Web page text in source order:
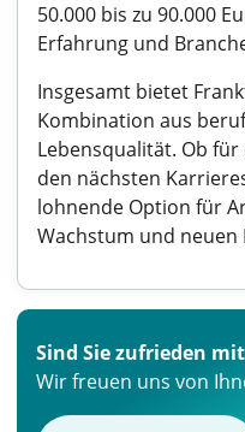
50.000 bis zu 90.000
Erfahrung und
Insgesamt bietet
Kombination aus
Lebensqualität. Ob
den nächsten
lohnende Option für
Wachstum und
Sind Sie zufrieden
Wir freuen uns von